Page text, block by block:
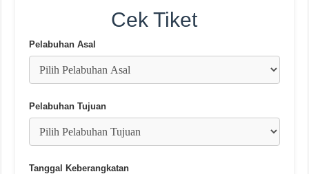
Cek Tiket
Pelabuhan Asal
Pelabuhan Tujuan
Tanggal Keberangkatan